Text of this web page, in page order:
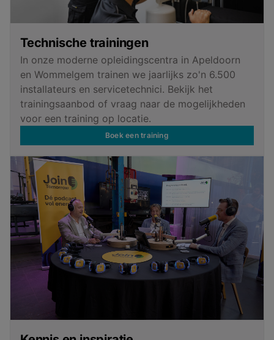
Technische trainingen
In onze moderne opleidingscentra in Apeldoorn
en Wommelgem trainen we jaarlijks zo'n 6.500
installateurs en servicetechnici. Bekijk het
trainingsaanbod of vraag naar de mogelijkheden
voor een training op locatie.
Boek een training